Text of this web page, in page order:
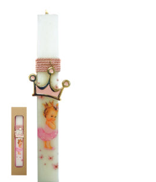
ΔΙΑΒΆΣΤΕ ΠΕΡΙΣΣΌΤΕΡΑ